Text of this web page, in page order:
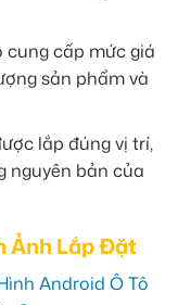
cấp mức giá
sản phẩm và
lắp đúng vị trí,
nguyên bản của
Ảnh Lắp Đặt